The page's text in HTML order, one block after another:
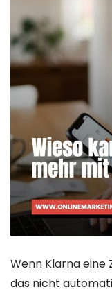
Wenn Klarna
das nicht